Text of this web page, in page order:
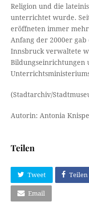
Religion und die
unterrichtet wurde.
eröffneten immer
Anfang der 2000er gab
Innsbruck verwaltete
Bildungseinrichtungen
(Stadtarchiv/
Autorin: Antonia
Teilen
Tweet Teilen
Email